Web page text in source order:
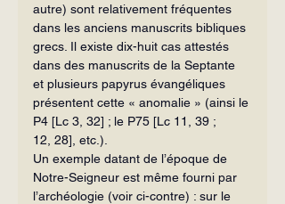
autre) sont relativement fréquentes
dans les anciens manuscrits bibliques
grecs. Il existe dix-huit cas attestés
dans des manuscrits de la Septante
et plusieurs papyrus évangéliques
présentent cette « anomalie » (ainsi le
P4 [Lc 3, 32] ; le P75 [Lc 11, 39 ;
12, 28], etc.).
Un exemple datant de l’époque de
Notre-Seigneur est même fourni par
l’ar­chéologie (voir ci-contre) : sur le